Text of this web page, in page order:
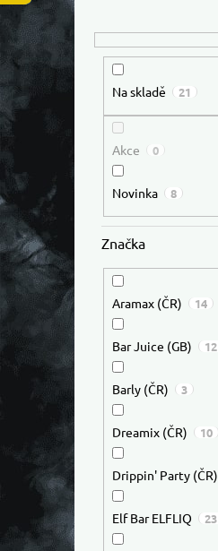
Na skladě 21
Akce 0
Novinka 8
Značka
Aramax (ČR) 14
Bar Juice (GB) 12
Barly (ČR) 3
Dreamix (ČR) 10
Drippin' Party (ČR)
Elf Bar ELFLIQ 23